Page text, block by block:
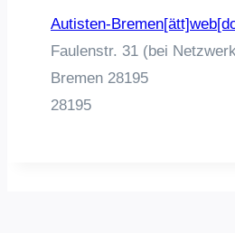
Autisten-
Faulenstr. 31 (bei
Bremen 28195
28195